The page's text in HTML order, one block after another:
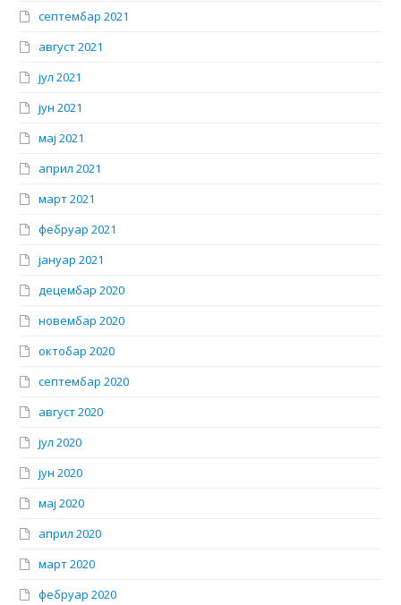
септембар 2021
август 2021
јул 2021
јун 2021
мај 2021
април 2021
март 2021
фебруар 2021
јануар 2021
децембар 2020
новембар 2020
октобар 2020
септембар 2020
август 2020
јул 2020
јун 2020
мај 2020
април 2020
март 2020
фебруар 2020